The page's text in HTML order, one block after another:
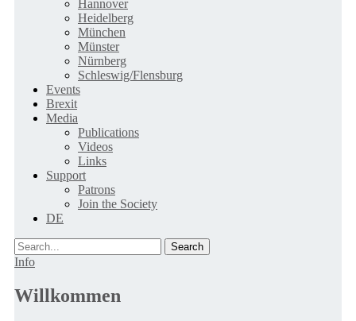
Hannover
Heidelberg
München
Münster
Nürnberg
Schleswig/Flensburg
Events
Brexit
Media
Publications
Videos
Links
Support
Patrons
Join the Society
DE
Search
Info
Willkommen